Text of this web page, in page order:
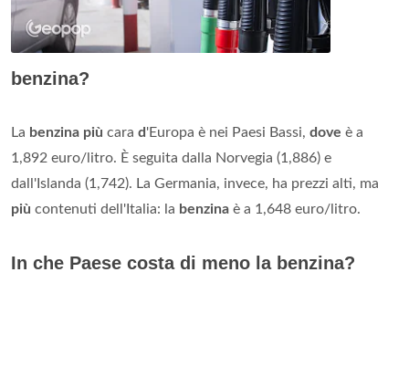
benzina?
La benzina più cara d'Europa è nei Paesi Bassi, dove è a
1,892 euro/litro. È seguita dalla Norvegia (1,886) e
dall'Islanda (1,742). La Germania, invece, ha prezzi alti, ma
più contenuti dell'Italia: la benzina è a 1,648 euro/litro.
In che Paese costa di meno la benzina?